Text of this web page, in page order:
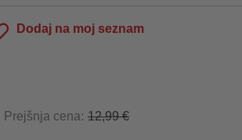
Dodaj na moj seznam
Prejšnja cena: 12,99 €